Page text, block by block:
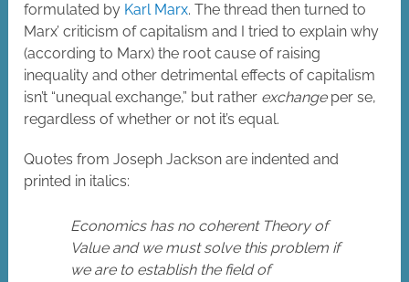
formulated by Karl Marx. The thread then turned to
Marx’ criticism of capitalism and I tried to explain why
(according to Marx) the root cause of raising
inequality and other detrimental effects of capitalism
isn’t “unequal exchange,” but rather exchangeper se,
regardless of whether or not it’s equal.
Quotes from Joseph Jackson are indented and
printed in italics:
Economics has no coherent Theory of
Value and we must solve this problem if
we are to establish the field of